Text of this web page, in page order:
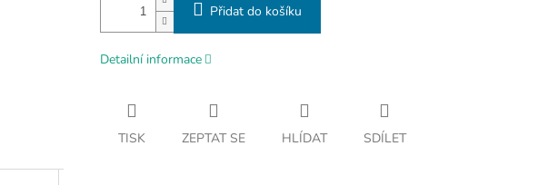
Přidat do košíku
Detailní informace
TISK ZEPTAT SE HLÍDAT SDÍLET